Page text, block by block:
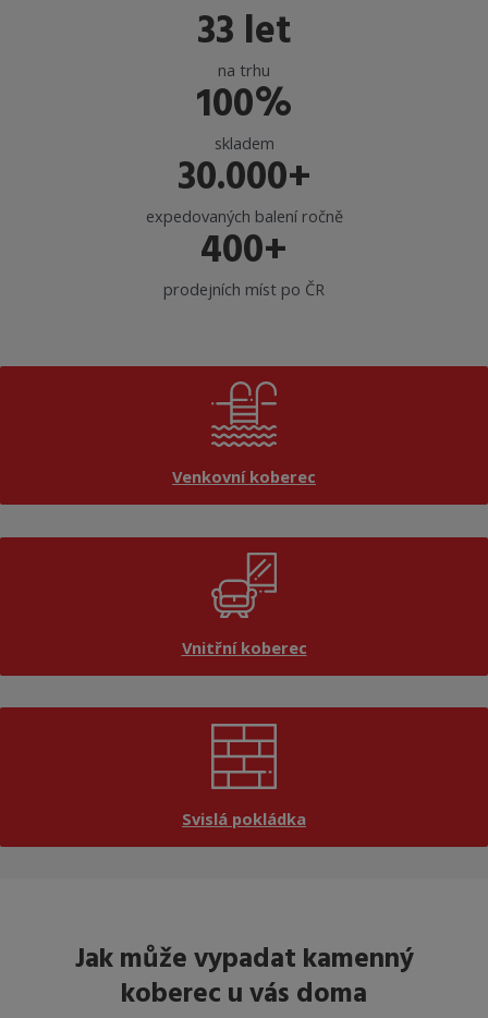
33 let
na trhu
100%
skladem
30.000+
expedovaných balení ročně
400+
prodejních míst po ČR
Venkovní koberec
Vnitřní koberec
Svislá pokládka
Jak může vypadat kamenný
koberec u vás doma